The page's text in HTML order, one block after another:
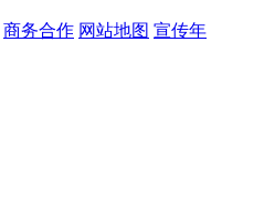
商务合作 网站地图 宣传年